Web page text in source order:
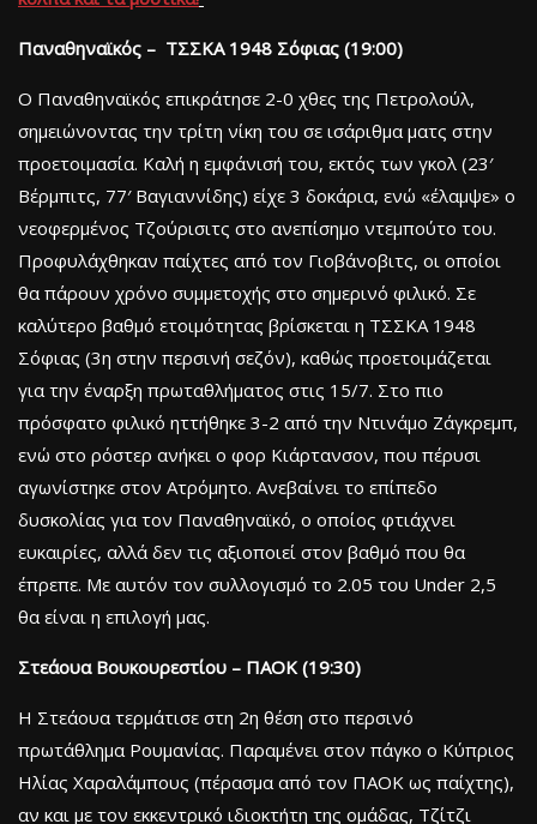
Παναθηναϊκός – ΤΣΣΚΑ 1948 Σόφιας (19:00)
Ο Παναθηναϊκός επικράτησε 2-0 χθες της Πετρολούλ,
σημειώνοντας την τρίτη νίκη του σε ισάριθμα ματς στην
προετοιμασία. Καλή η εμφάνισή του, εκτός των γκολ (23′
Βέρμπιτς, 77′ Βαγιαννίδης) είχε 3 δοκάρια, ενώ «έλαμψε» ο
νεοφερμένος Τζούρισιτς στο ανεπίσημο ντεμπούτο του.
Προφυλάχθηκαν παίχτες από τον Γιοβάνοβιτς, οι οποίοι
θα πάρουν χρόνο συμμετοχής στο σημερινό φιλικό. Σε
καλύτερο βαθμό ετοιμότητας βρίσκεται η ΤΣΣΚΑ 1948
Σόφιας (3η στην περσινή σεζόν), καθώς προετοιμάζεται
για την έναρξη πρωταθλήματος στις 15/7. Στο πιο
πρόσφατο φιλικό ηττήθηκε 3-2 από την Ντινάμο Ζάγκρεμπ,
ενώ στο ρόστερ ανήκει ο φορ Κιάρτανσον, που πέρυσι
αγωνίστηκε στον Ατρόμητο. Ανεβαίνει το επίπεδο
δυσκολίας για τον Παναθηναϊκό, ο οποίος φτιάχνει
ευκαιρίες, αλλά δεν τις αξιοποιεί στον βαθμό που θα
έπρεπε. Με αυτόν τον συλλογισμό το 2.05 του Under 2,5
θα είναι η επιλογή μας.
Στεάουα Βουκουρεστίου – ΠΑΟΚ (19:30)
Η Στεάουα τερμάτισε στη 2η θέση στο περσινό
πρωτάθλημα Ρουμανίας. Παραμένει στον πάγκο ο Κύπριος
Ηλίας Χαραλάμπους (πέρασμα από τον ΠΑΟΚ ως παίχτης),
αν και με τον εκκεντρικό ιδιοκτήτη της ομάδας, Τζίτζι